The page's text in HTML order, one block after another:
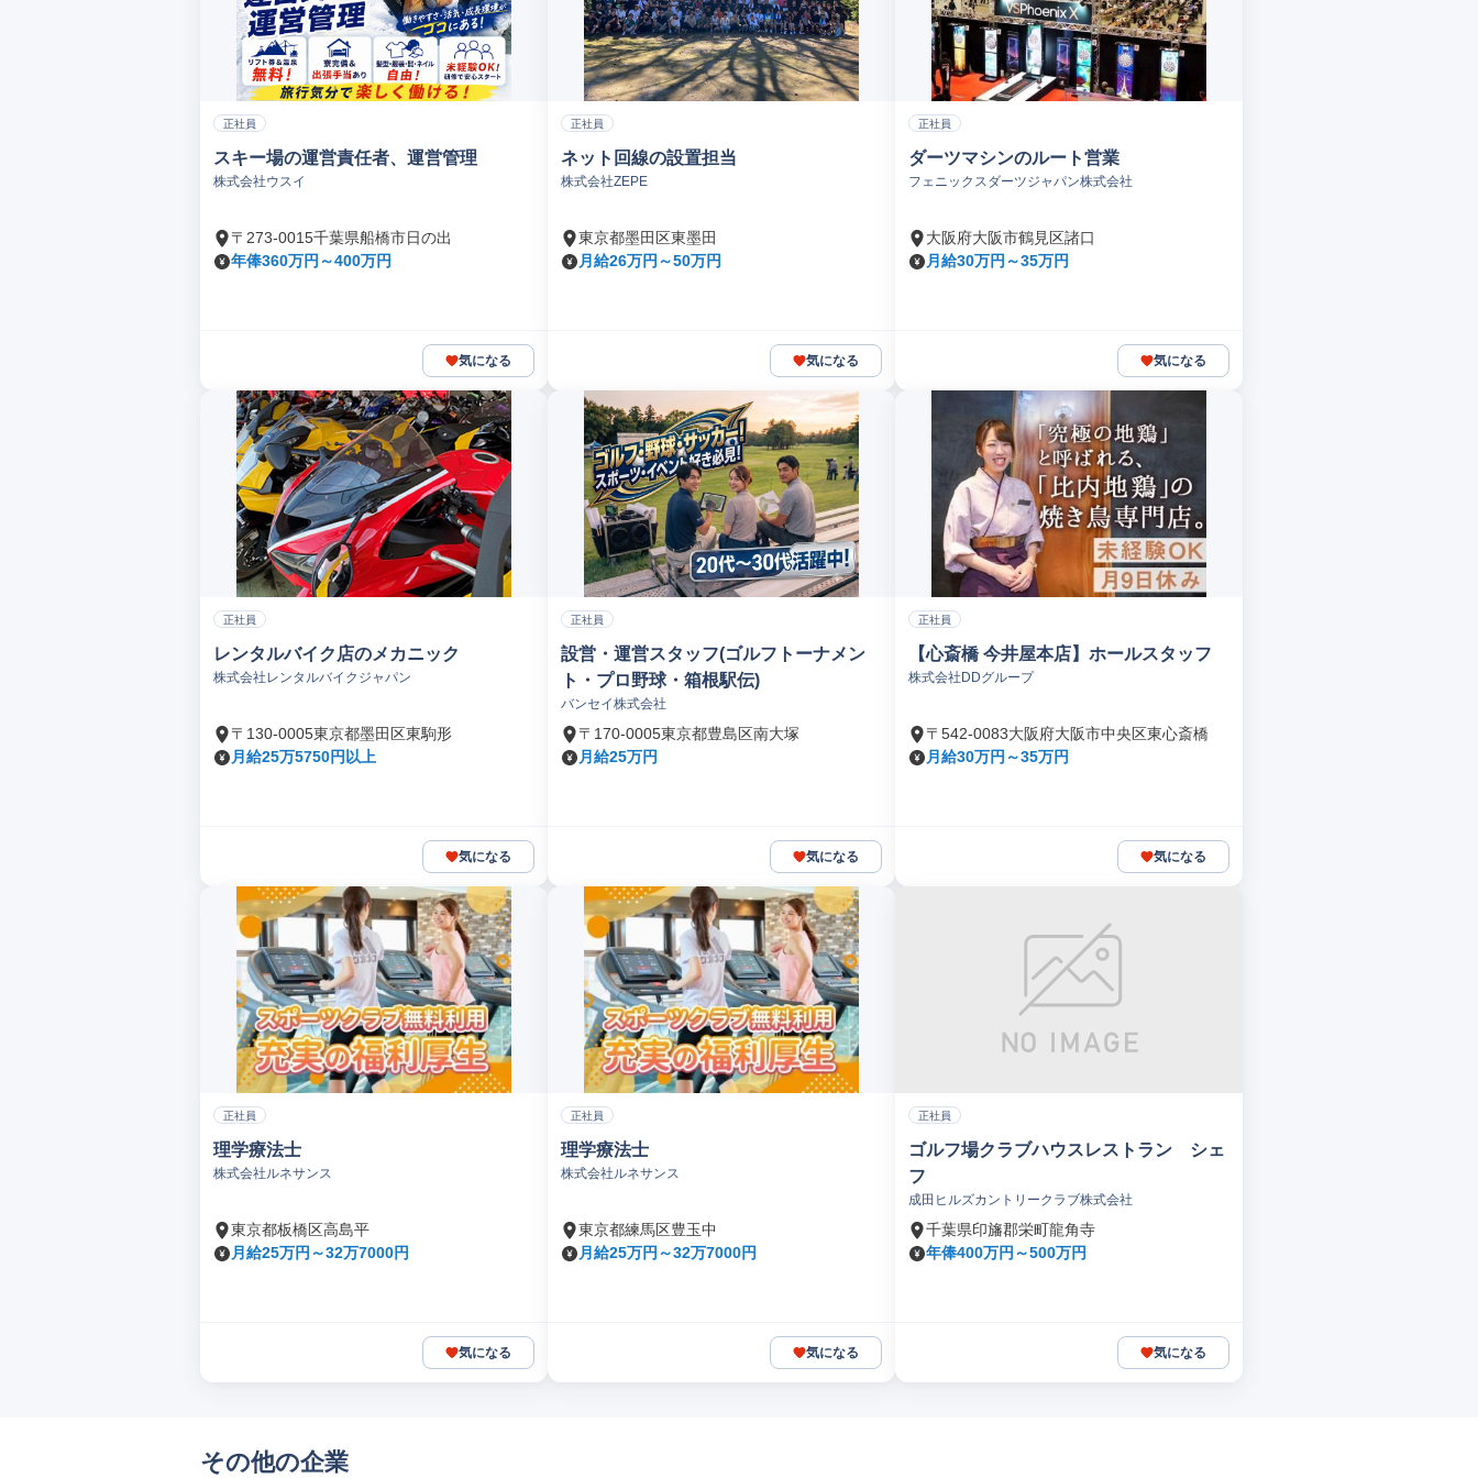
正社員
スキー場の運営責任者、運営管理
株式会社ウスイ
〒273-0015千葉県船橋市日の出
年俸360万円～400万円
気になる
正社員
ネット回線の設置担当
株式会社ZEPE
東京都墨田区東墨田
月給26万円～50万円
気になる
正社員
ダーツマシンのルート営業
フェニックスダーツジャパン株式会社
大阪府大阪市鶴見区諸口
月給30万円～35万円
気になる
正社員
レンタルバイク店のメカニック
株式会社レンタルバイクジャパン
〒130-0005東京都墨田区東駒形
月給25万5750円以上
気になる
正社員
設営・運営スタッフ(ゴルフトーナメン
ト・プロ野球・箱根駅伝)
バンセイ株式会社
〒170-0005東京都豊島区南大塚
月給25万円
気になる
正社員
【心斎橋 今井屋本店】ホールスタッフ
株式会社DDグループ
〒542-0083大阪府大阪市中央区東心斎橋
月給30万円～35万円
気になる
正社員
理学療法士
株式会社ルネサンス
東京都板橋区高島平
月給25万円～32万7000円
気になる
正社員
理学療法士
株式会社ルネサンス
東京都練馬区豊玉中
月給25万円～32万7000円
気になる
正社員
ゴルフ場クラブハウスレストラン シェ
フ
成田ヒルズカントリークラブ株式会社
千葉県印旛郡栄町龍角寺
年俸400万円～500万円
気になる
その他の企業